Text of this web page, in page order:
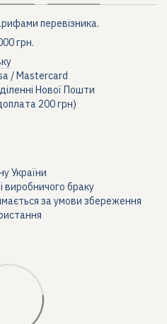
перевізника.
грн.
/ Mastercard
Нової Пошти
200 грн)
України
виробничого браку
за умови збереження